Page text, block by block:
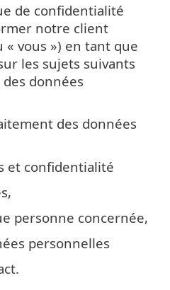
de confidentialité
notre client
vous ») en tant que
les sujets suivants
données
des données
et confidentialité
personne concernée,
personnelles